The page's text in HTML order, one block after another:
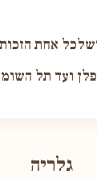
אחת
ועד תל
גלריה